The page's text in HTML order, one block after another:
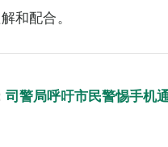
和配合。
司警局呼吁市民警惕手机